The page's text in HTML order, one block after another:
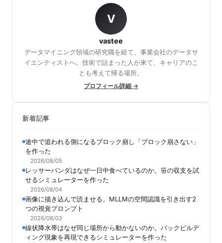
V
vastee
データマイニング領域の研究職を経て、事業会社のデータサ
イエンティストへ。技術で詰まった人が来て、キャリアのこ
とも考えて帰る場所。
プロフィール詳細 →
新着記事
途中で追われる側になるブロック崩し「ブロック崩さない」
を作った
2026/08/05
レッサーパンダはなぜ一日中食べているのか。笹の収支を試
せるシミュレーターを作った
2026/08/04
画像に描き込んで読ませる。MLLMの空間認識を引き出す2
つの視覚プロンプト
2026/08/03
線状降水帯はなぜ同じ場所から動かないのか。バックビルデ
ィング現象を再現できるシミュレーターを作った